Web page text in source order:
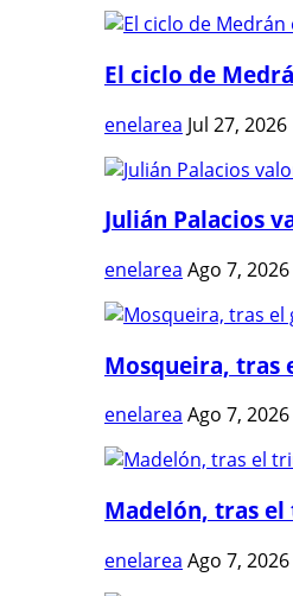
El ciclo de
enelarea Jul 27, 2026
Julián Palacios
enelarea Ago 7, 2026
Mosqueira, tras
enelarea Ago 7, 2026
Madelón, tras el
enelarea Ago 7, 2026